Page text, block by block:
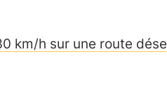
km/h sur une route